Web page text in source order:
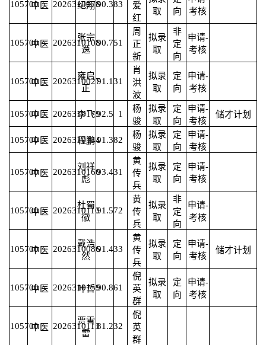
105700中医 2026310078
纪翔 90.383
爱
红
取
向
考核
105700中医 2026310108
张宗
逸
90.751
周
正
新
拟录
取
非
定
向
申请-
考核
105700中医 2026310027
雍启
正
91.131
肖
洪
波
拟录
取
定
向
申请-
考核
105700中医 2026310179
李飞 92.5 1
杨
骏
拟录
取
定
向
申请-
考核
储才计划
105700中医 2026310144
程鹏 91.382
杨
骏
拟录
取
定
向
申请-
考核
105700中医 2026310160
刘祥
彪
93.431
黄
传
兵
拟录
取
定
向
申请-
考核
105700中医 2026310110
杜蜀
徽
91.572
黄
传
兵
拟录
取
非
定
向
申请-
考核
105700中医 2026310086
戴浩
然
91.433
黄
传
兵
拟录
取
定
向
申请-
考核
储才计划
105700中医 2026310159
叶哲 90.861
倪
英
群
拟录
取
定
向
申请-
考核
105700中医 2026310113
贾雪
雷
81.232
倪
英
群